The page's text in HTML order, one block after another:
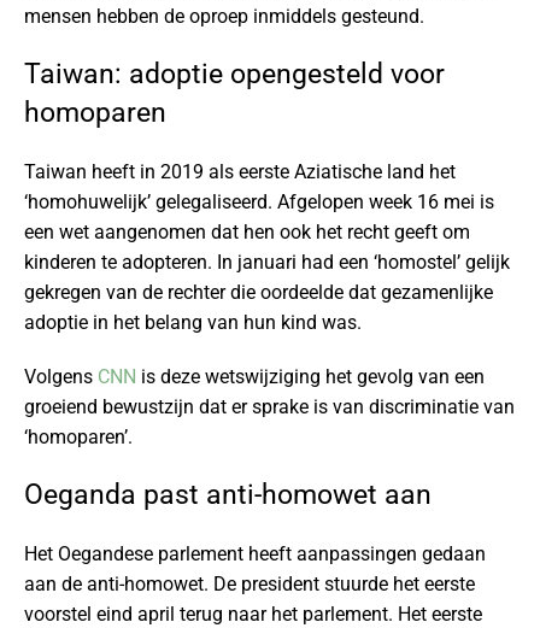
mensen hebben de oproep inmiddels gesteund.
Taiwan: adoptie opengesteld voor
homoparen
Taiwan heeft in 2019 als eerste Aziatische land het
‘homohuwelijk’ gelegaliseerd. Afgelopen week 16 mei is
een wet aangenomen dat hen ook het recht geeft om
kinderen te adopteren. In januari had een ‘homostel’ gelijk
gekregen van de rechter die oordeelde dat gezamenlijke
adoptie in het belang van hun kind was.
Volgens CNN is deze wetswijziging het gevolg van een
groeiend bewustzijn dat er sprake is van discriminatie van
‘homoparen’.
Oeganda past anti-homowet aan
Het Oegandese parlement heeft aanpassingen gedaan
aan de anti-homowet. De president stuurde het eerste
voorstel eind april terug naar het parlement. Het eerste